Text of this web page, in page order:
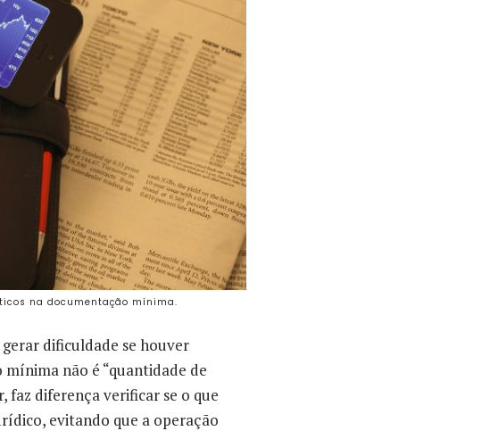
na documentação mínima.
dificuldade se houver
mínima não é “quantidade de
faz diferença verificar se o que
evitando que a operação